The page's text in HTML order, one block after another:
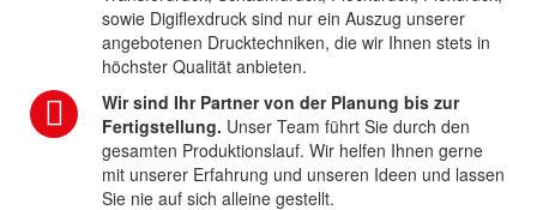
sowie Digiflexdruck sind nur ein Auszug unserer
angebotenen Drucktechniken, die wir Ihnen stets in
höchster Qualität anbieten.
Wir sind Ihr Partner von der Planung bis zur
Fertigstellung. Unser Team führt Sie durch den
gesamten Produktionslauf. Wir helfen Ihnen gerne
mit unserer Erfahrung und unseren Ideen und lassen
Sie nie auf sich alleine gestellt.